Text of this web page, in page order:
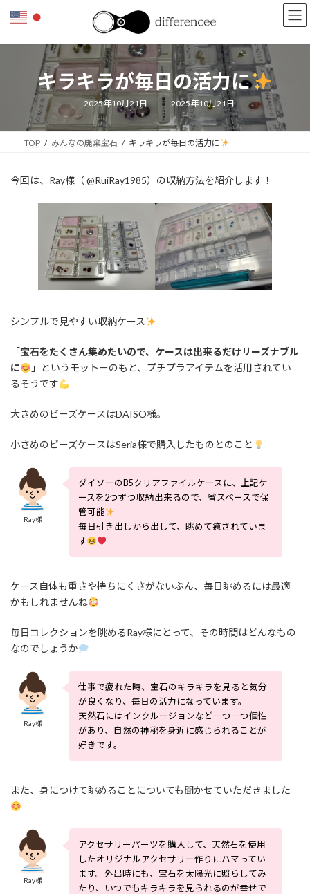
ン
プ
ー
動
キラキラが毎日の活力に
2025年10月21日
最
更
新
時
2025年10月21日
TOP みんなの廃棄宝石 キラキラが毎日の活力に
今回は、Ray様（ @RuiRay1985）の収納方法を紹介します！
シンプルで見やすい収納ケース
「宝石をたくさん集めたいので、ケースは出来るだけリーズナブル
に
」というモットーのもと、プチプラアイテムを活用されてい
るそうです
大きめのビーズケースはDAISO様。
小さめのビーズケースはSeria様で購入したものとのこと
Ray様
ダイソーのB5クリアファイルケースに、上記ケ
ースを2つずつ収納出来るので、省スペースで保
管可能
毎日引き出しから出して、眺めて癒されていま
す
ケース自体も重さや持ちにくさがないぶん、毎日眺めるには最適
かもしれませんね
毎日コレクションを眺めるRay様にとって、その時間はどんなもの
なのでしょうか
Ray様
仕事で疲れた時、宝石のキラキラを見ると気分
が良くなり、毎日の活力になっています。
天然石にはインクルージョンなど一つ一つ個性
があり、自然の神秘を身近に感じられることが
好きです。
また、身につけて眺めることについても聞かせていただきました
Ray様
アクセサリーパーツを購入して、天然石を使用
したオリジナルアクセサリー作りにハマってい
ます。外出時にも、宝石を太陽光に照らしてみ
たり、いつでもキラキラを見られるのが幸せで